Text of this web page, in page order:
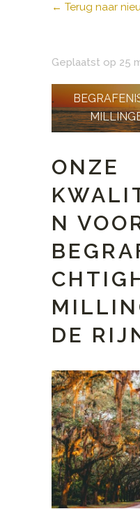
← Terug naar
Geplaatst op 25
ONZE
N
DE